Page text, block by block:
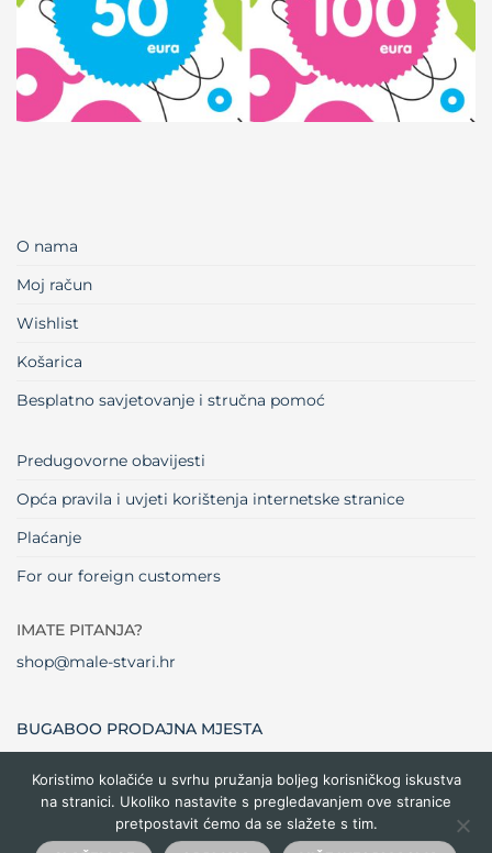
O nama
Moj račun
Wishlist
Košarica
Besplatno savjetovanje i stručna pomoć
Predugovorne obavijesti
Opća pravila i uvjeti korištenja internetske stranice
Plaćanje
For our foreign customers
IMATE PITANJA?
shop@male-stvari.hr
BUGABOO PRODAJNA MJESTA
Visa MasterCardMaestro Dinners
Club
Credit
Card
Cash
Koristimo kolačiće u svrhu pružanja boljeg korisničkog iskustva
na stranici. Ukoliko nastavite s pregledavanjem ove stranice
pretpostavit ćemo da se slažete s tim.